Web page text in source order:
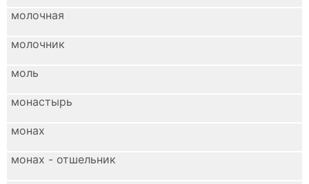
молочная
молочник
моль
монастырь
монах
монах - отшельник